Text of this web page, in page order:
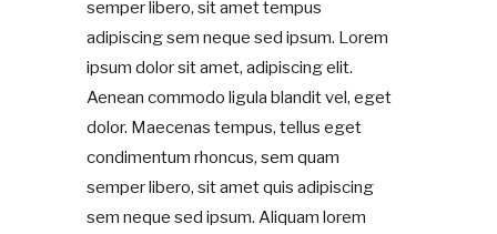
semper libero, sit amet tempus
adipiscing sem neque sed ipsum. Lorem
ipsum dolor sit amet, adipiscing elit.
Aenean commodo ligula blandit vel, eget
dolor. Maecenas tempus, tellus eget
condimentum rhoncus, sem quam
semper libero, sit amet quis adipiscing
sem neque sed ipsum. Aliquam lorem